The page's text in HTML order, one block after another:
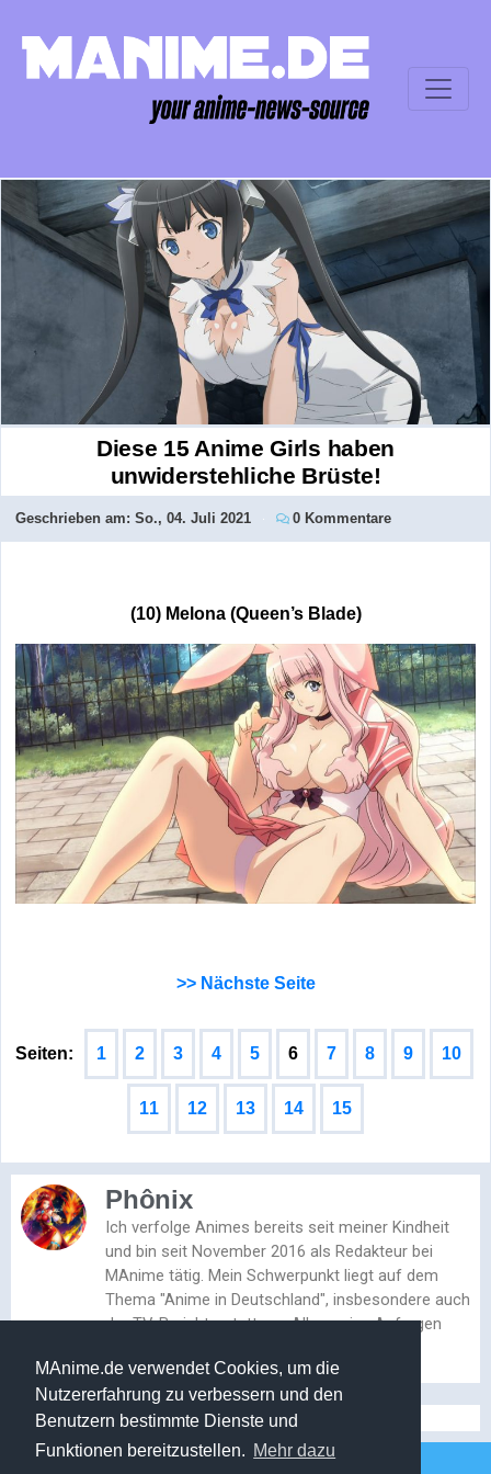
MAnime.de verwendet Cookies, um die
Nutzererfahrung zu verbessern und den
Benutzern bestimmte Dienste und
Funktionen bereitzustellen. Mehr dazu
Diese 15 Anime Girls haben
unwiderstehliche Brüste!
Geschrieben am: So., 04. Juli 2021 0 Kommentare
(10) Melona (Queen’s Blade)
>> Nächste Seite
Seiten: 1 2 3 4 5 6 7 8 9 10
11 12 13 14 15
Phônix
Ich verfolge Animes bereits seit meiner Kindheit
und bin seit November 2016 als Redakteur bei
MAnime tätig. Mein Schwerpunkt liegt auf dem
Thema "Anime in Deutschland", insbesondere auch
der TV-Berichterstattung. Allgemeine Anfragen